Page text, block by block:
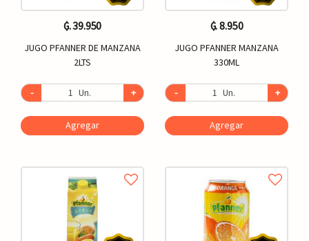
₲. 39.950
JUGO PFANNER DE MANZANA
2LTS
- Un. +
Agregar
₲. 8.950
JUGO PFANNER MANZANA
330ML
- Un. +
Agregar